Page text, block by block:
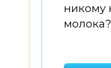
никому
молока?